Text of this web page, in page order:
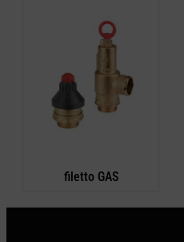
filetto GAS